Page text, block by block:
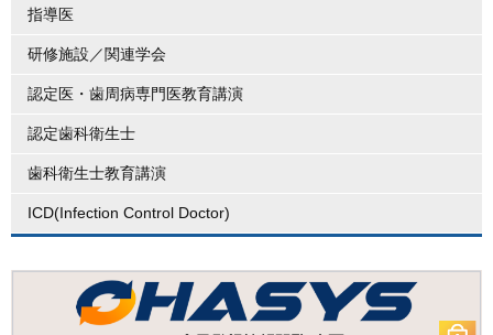
指導医
研修施設／関連学会
認定医・歯周病専門医教育講演
認定歯科衛生士
歯科衛生士教育講演
ICD(Infection Control Doctor)